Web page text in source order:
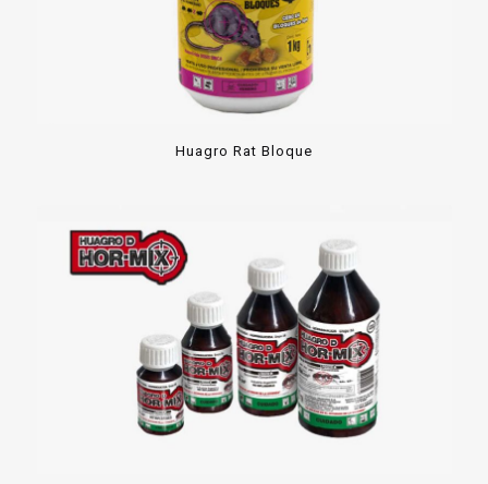
Huagro Rat Bloque